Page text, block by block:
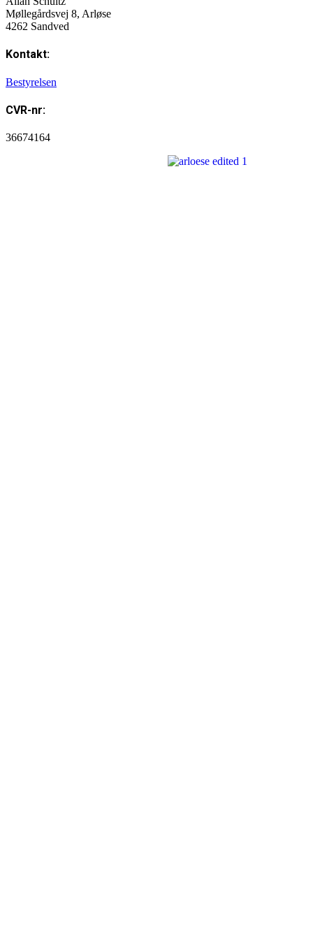
Møllegårdsvej 8, Arløse
4262 Sandved
Kontakt:
Bestyrelsen
CVR-nr:
36674164